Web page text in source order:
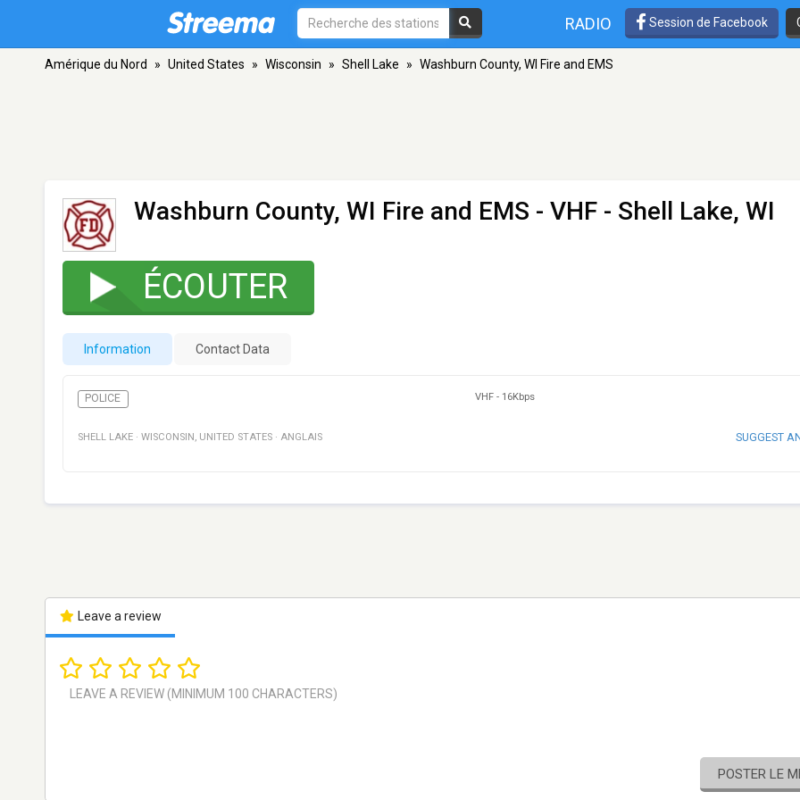
RADIO Session de Facebook
Amérique du Nord » United States » Wisconsin » Shell Lake » Washburn County, WI Fire and EMS
Washburn County, WI Fire and EMS - VHF - Shell Lake, WI
ÉCOUTER
Information Contact Data
POLICE VHF - 16Kbps
SHELL LAKE · WISCONSIN , UNITED STATES · ANGLAIS SUGGEST
Leave a review
POSTER LE